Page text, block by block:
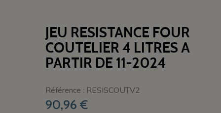
JEU RESISTANCE FOUR
COUTELIER 4 LITRES A
PARTIR DE 11-2024
Référence : RESISCOUTV2
90,96 €